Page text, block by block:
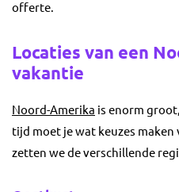
offerte.
Locaties van een
vakantie
Noord-Amerika is enorm
tijd moet je wat keuzes
zetten we de verschillende